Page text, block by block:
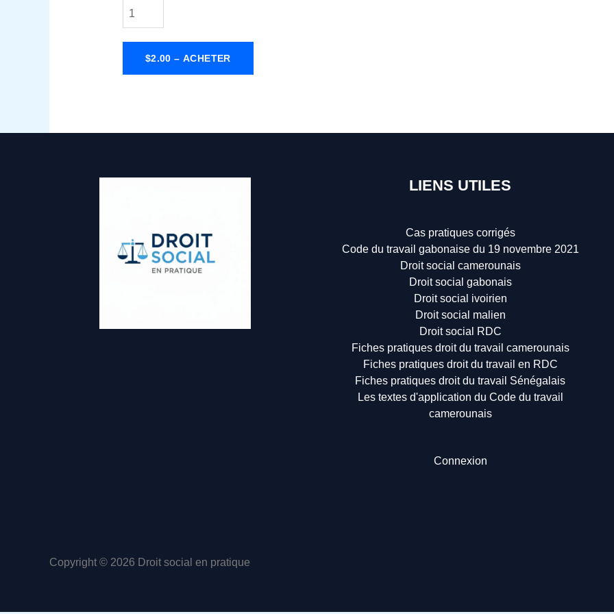
$2.00 – ACHETER
LIENS UTILES
Cas pratiques corrigés
Code du travail gabonaise du 19 novembre 2021
Droit social camerounais
Droit social gabonais
Droit social ivoirien
Droit social malien
Droit social RDC
Fiches pratiques droit du travail camerounais
Fiches pratiques droit du travail en RDC
Fiches pratiques droit du travail Sénégalais
Les textes d'application du Code du travail
camerounais
Connexion
Copyright © 2026 Droit social en pratique